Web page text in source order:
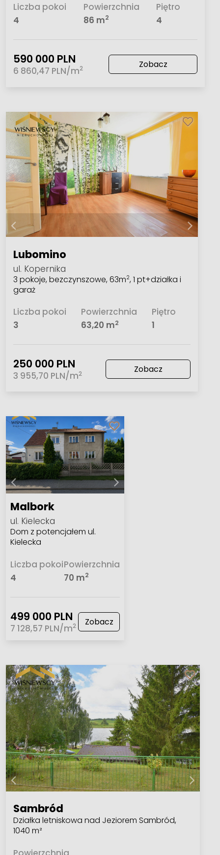
Liczba pokoi
4
Powierzchnia
86 m2
Piętro
4
590 000 PLN
6 860,47 PLN/m2 Zobacz
Lubomino
ul. Kopernika
3 pokoje, bezczynszowe, 63m2, 1 pt+działka i
garaż
Liczba pokoi
3
Powierzchnia
63,20 m2
Piętro
1
250 000 PLN
3 955,70 PLN/m2 Zobacz
Malbork
ul. Kielecka
Dom z potencjałem ul.
Kielecka
Liczba pokoi
4
Powierzchnia
70 m2
499 000 PLN
7 128,57 PLN/m2 Zobacz
Sambród
Działka letniskowa nad Jeziorem Sambród,
1040 m²